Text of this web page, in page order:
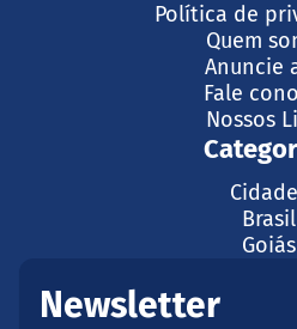
Política de
Quem
Anuncie
Fale
Nossos
Brasil
Goiás
Newsletter